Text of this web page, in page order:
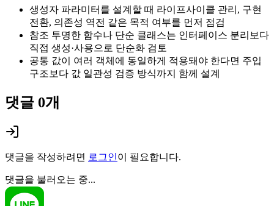
생성자 파라미터를 설계할 때 라이프사이클 관리, 구현
전환, 의존성 역전 같은 목적 여부를 먼저 점검
참조 투명한 함수나 단순 클래스는 인터페이스 분리보다
직접 생성·사용으로 단순화 검토
공통 값이 여러 객체에 동일하게 적용돼야 한다면 주입
구조보다 값 일관성 검증 방식까지 함께 설계
댓글 0개
댓글을 작성하려면 로그인이 필요합니다.
댓글을 불러오는 중...